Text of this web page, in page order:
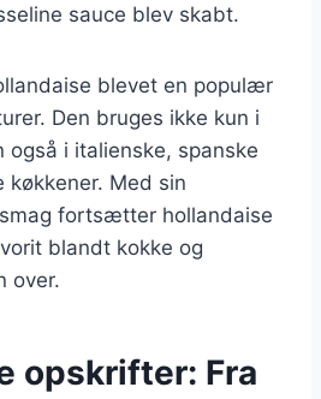
sauce blev skabt.
blevet en populær
Den bruges ikke kun i
også i italienske, spanske
køkkener. Med sin
fortsætter hollandaise
blandt kokke og
over.
opskrifter: Fra